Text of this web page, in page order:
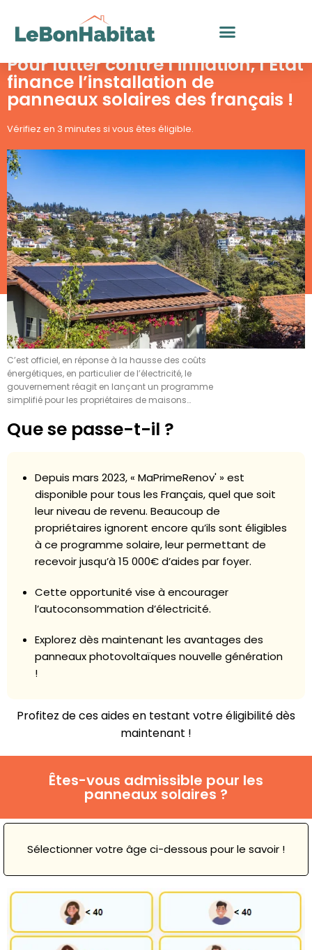
Aller
contenu
Dernière mise à jour le 23 octobre 2023
Pour lutter contre l’inflation, l’Etat
finance l’installation de
panneaux solaires des français !
Vérifiez en 3 minutes si vous êtes éligible.
C’est officiel, en réponse à la hausse des coûts
énergétiques, en particulier de l’électricité, le
gouvernement réagit en lançant un programme
simplifié pour les propriétaires de maisons…
Que se passe-t-il ?
Depuis mars 2023, « MaPrimeRenov' » est
disponible pour tous les Français, quel que soit
leur niveau de revenu. Beaucoup de
propriétaires ignorent encore qu’ils sont éligibles
à ce programme solaire, leur permettant de
recevoir jusqu’à 15 000€ d’aides par foyer.
Cette opportunité vise à encourager
l’autoconsommation d’électricité.
Explorez dès maintenant les avantages des
panneaux photovoltaïques nouvelle génération
!
Profitez de ces aides en testant votre éligibilité dès
maintenant !
Êtes-vous admissible pour les
panneaux solaires ?
Sélectionner votre âge ci-dessous pour le savoir !